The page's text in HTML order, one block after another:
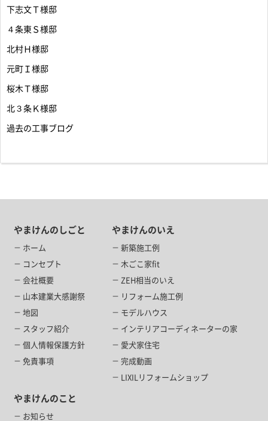
下志文Ｔ様邸
４条東Ｓ様邸
北村Ｈ様邸
元町Ｉ様邸
桜木Ｔ様邸
北３条Ｋ様邸
過去の工事ブログ
やまけんのしごと
ホーム
コンセプト
会社概要
山本建業大感謝祭
地図
スタッフ紹介
個人情報保護方針
免責事項
やまけんのいえ
新築施工例
木ごこ家fit
ZEH相当のいえ
リフォーム施工例
モデルハウス
インテリアコーディネーターの家
愛犬家住宅
完成動画
LIXILリフォームショップ
やまけんのこと
お知らせ